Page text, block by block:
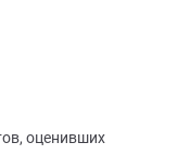
оценивших